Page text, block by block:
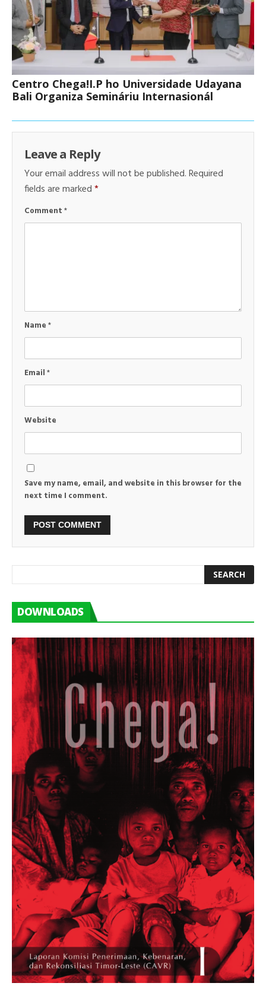
Centro Chega!I.P ho Universidade Udayana
Bali Organiza Semináriu Internasionál
Leave a Reply
Your email address will not be published.Required
fields are marked*
Comment*
Name*
Email*
Website
Save my name, email, and website in this browser for the
next time I comment.
DOWNLOADS